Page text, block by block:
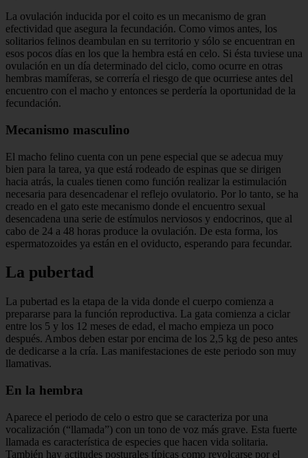
La ovulación inducida por el coito es un mecanismo de gran
efectividad que asegura la fecundación. Como vimos antes, los
solitarios felinos deambulan en su territorio y sólo se encuentran en
esos pocos días en los que la hembra está en celo. Si ésta tuviese una
ovulación en un día determinado del ciclo, como ocurre en otras
hembras mamíferas, se correría el riesgo de que ocurriese antes del
encuentro con el macho y entonces se perdería la oportunidad de la
fecundación.
Mecanismo masculino
El macho felino cuenta con un pene especial que se adecua muy
bien para la tarea, ya que está rodeado de espinas que se dirigen
hacia atrás, la cuales tienen como función realizar la estimulación
necesaria para desencadenar el reflejo ovulatorio. Por lo tanto, se ha
creado en el gato este mecanismo donde el encuentro sexual
desencadena una serie de estímulos nerviosos y endocrinos, que al
cabo de 24 a 48 horas produce la ovulación. De esta forma, los
espermatozoides ya están en el oviducto, esperando para fecundar.
La pubertad
La pubertad es la etapa de la vida donde el cuerpo comienza a
prepararse para la función reproductiva. La gata comienza a ciclar
entre los 5 y los 12 meses de edad, el macho empieza un poco
después. Ambos deben estar por encima de los 2,5 kg de peso antes
de dedicarse a la cría. Las manifestaciones de este periodo son muy
llamativas.
En la hembra
Aparece el periodo de celo o estro que se caracteriza por una
vocalización (“llamada”) con un tono de voz más grave. Esta fuerte
llamada es característica de especies que hacen vida solitaria.
También hay actitudes posturales típicas como revolcarse por el